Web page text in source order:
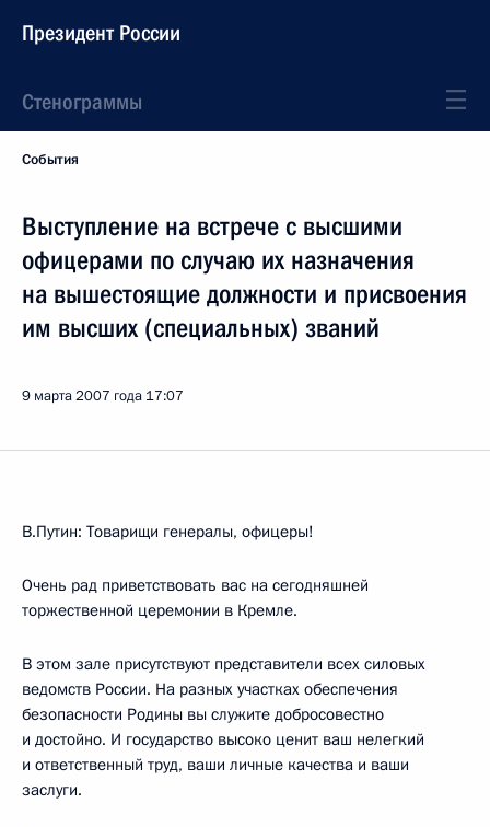
Президент России
Стенограммы
События
Выступление на встрече с высшими
офицерами по случаю их назначения
на вышестоящие должности и присвоения
им высших (специальных) званий
9 марта 2007 года 17:07
В.Путин: Товарищи генералы, офицеры!
Очень рад приветствовать вас на сегодняшней
торжественной церемонии в Кремле.
В этом зале присутствуют представители всех силовых
ведомств России. На разных участках обеспечения
безопасности Родины вы служите добросовестно
и достойно. И государство высоко ценит ваш нелегкий
и ответственный труд, ваши личные качества и ваши
заслуги.